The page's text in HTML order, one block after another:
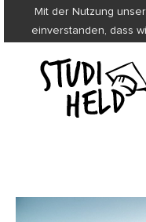
Mit der Nutzung
einverstanden, dass